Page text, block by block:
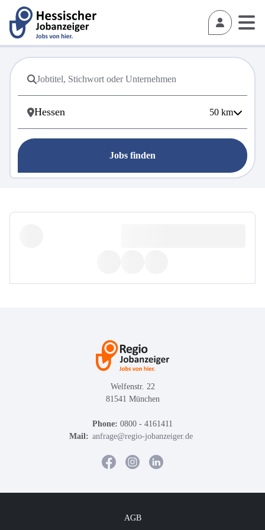
50 km
Jobs finden
Welfenstr. 22
81541 München
Phone: 0800 - 4161411
Mail: anfrage@regio-jobanzeiger.de
AGB